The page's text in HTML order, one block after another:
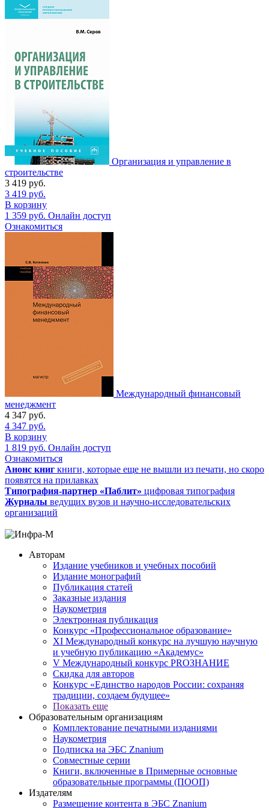
Организация и управление в
строительстве
3 419 руб.
3 419 руб.
В корзину
1 359 руб. Онлайн доступ
Ознакомиться
Международный финансовый
менеджмент
4 347 руб.
4 347 руб.
В корзину
1 819 руб. Онлайн доступ
Ознакомиться
Анонс книг книги, которые еще не вышли из печати, но скоро
появятся на прилавках
Типография-партнер «Паблит» цифровая типография
Журналы ведущих вузов и научно-исследовательских
организаций
Авторам
Издание учебников и учебных пособий
Издание монографий
Публикация статей
Заказные издания
Наукометрия
Электронная публикация
Конкурс «Профессиональное образование»
XI Международный конкурс на лучшую научную
и учебную публикацию «Академус»
V Международный конкурс PROЗНАНИЕ
Скидка для авторов
Конкурс «Единство народов России: сохраняя
традиции, создаем будущее»
Показать еще
Образовательным организациям
Комплектование печатными изданиями
Наукометрия
Подписка на ЭБС Znanium
Совместные серии
Книги, включенные в Примерные основные
образовательные программы (ПООП)
Издателям
Размещение контента в ЭБС Znanium